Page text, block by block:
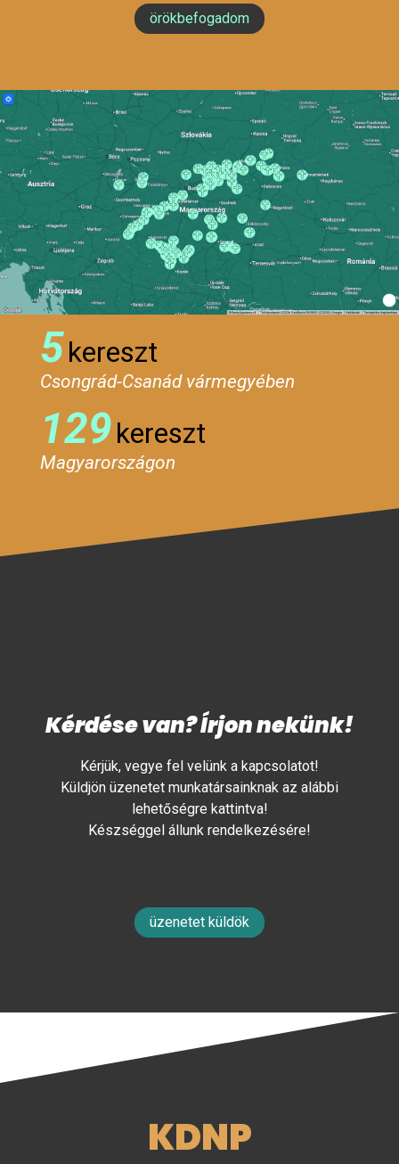
örökbefogadom
5kereszt
Csongrád-Csanád vármegyében
129kereszt
Magyarországon
Kérdése van? Írjon nekünk!
Kérjük, vegye fel velünk a kapcsolatot!
Küldjön üzenetet munkatársainknak az alábbi
lehetőségre kattintva!
Készséggel állunk rendelkezésére!
üzenetet küldök
KDNP